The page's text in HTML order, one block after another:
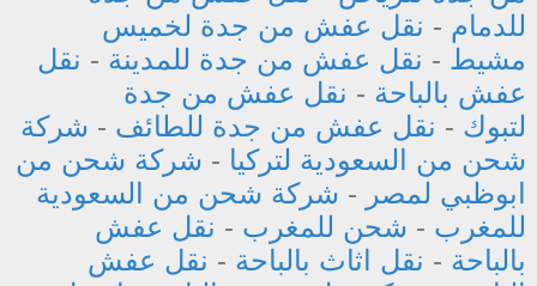
للدمام - نقل عفش من جدة لخميس
مشيط - نقل عفش من جدة للمدينة - نقل
عفش بالباحة - نقل عفش من جدة
لتبوك - نقل عفش من جدة للطائف - شركة
شحن من السعودية لتركيا - شركة شحن من
ابوظبي لمصر - شركة شحن من السعودية
للمغرب - شحن للمغرب - نقل عفش
بالباحة - نقل اثاث بالباحة - نقل عفش